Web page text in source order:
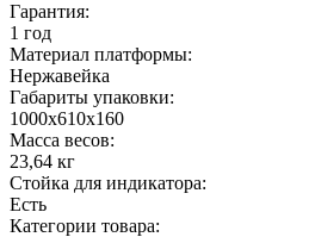
Гарантия:
1 год
Материал платформы:
Нержавейка
Габариты упаковки:
1000х610х160
Масса весов:
23,64 кг
Стойка для индикатора:
Есть
Категории товара: